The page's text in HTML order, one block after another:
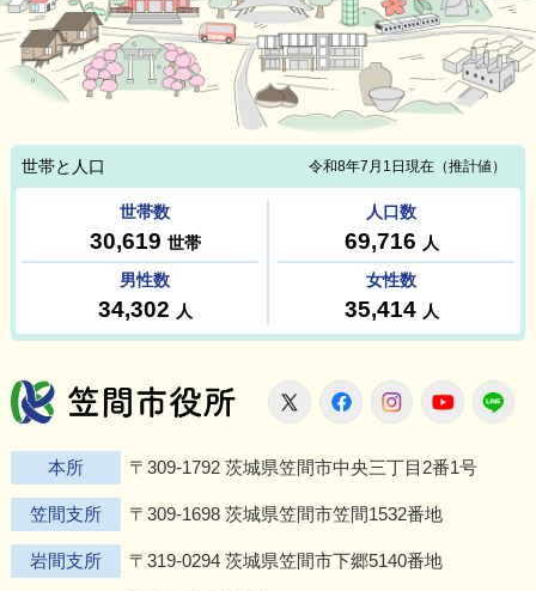
笠間市役所
X FacebookInstagram
本所 〒309-1792 茨城県笠間市中央三丁目2番1号
笠間支所 〒309-1698 茨城県笠間市笠間1532番地
岩間支所 〒319-0294 茨城県笠間市下郷5140番地